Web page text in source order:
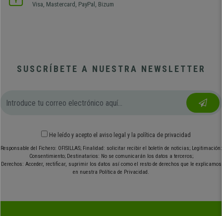
Visa, Mastercard, PayPal, Bizum
SUSCRÍBETE A NUESTRA NEWSLETTER
He leído y acepto el aviso legal y la política de privacidad
Responsable del Fichero: OFISILLAS; Finalidad: solicitar recibir el boletín de noticias; Legitimación:
Consentimiento; Destinatarios: No se comunicarán los datos a terceros;
Derechos: Acceder, rectificar, suprimir los datos así como el resto de derechos que le explicamos
en nuestra Política de Privacidad.